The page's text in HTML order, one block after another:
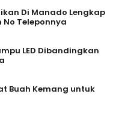
Di Manado Lengkap
Teleponnya
LED Dibandingkan
Buah Kemang untuk